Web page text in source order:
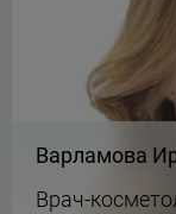
Варламова
Врач-